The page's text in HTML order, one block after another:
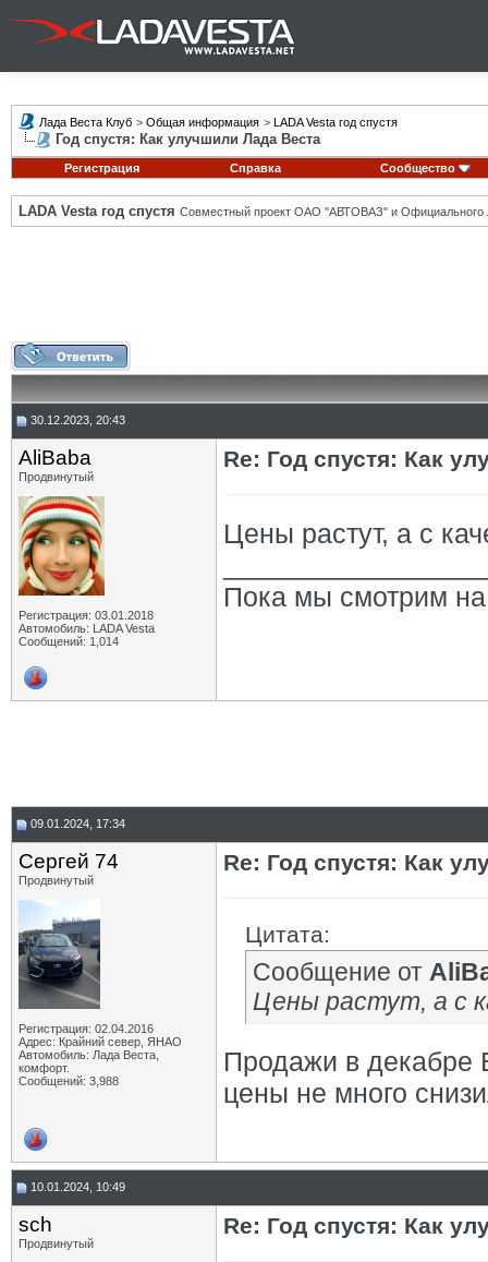
Лада Веста Клуб > Общая информация > LADA Vesta год спустя
Год спустя: Как улучшили Лада Веста
Регистрация Справка Сообщество
LADA Vesta год спустя Совместный проект ОАО "АВТОВАЗ" и Официального
30.12.2023, 20:43
AliBaba
Продвинутый
Регистрация: 03.01.2018
Автомобиль: LADA Vesta
Сообщений: 1,014
Re: Год спустя: Как
Цены растут, а с
Пока мы смотрим
09.01.2024, 17:34
Сергей 74
Продвинутый
Регистрация: 02.04.2016
Адрес: Крайний север, ЯНАО
Автомобиль: Лада Веста,
комфорт.
Сообщений: 3,988
Re: Год спустя: Как
Цитата:
Сообщение от
Цены растут, а с
Продажи в декабре
цены не много
10.01.2024, 10:49
sch
Продвинутый
Re: Год спустя: Как